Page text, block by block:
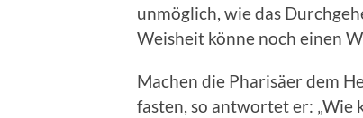
unmöglich, wie das
Weisheit könne noch einen
Machen die Pharisäer dem
fasten, so antwortet er: „Wie